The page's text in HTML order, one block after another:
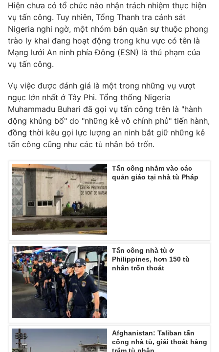
Theo dõi báo trên
Cơ quan chủ quản:
Đài Truyền hình Việt Nam
Cơ quan báo chí:Thời báo VTV
Giấy phép hoạt động báo in và báo điện tử số 483/GP-BTTTT
Tổng Biên tập: Vũ Thanh Thủy
Phó Tổng Biên tập:Nguyễn Thị Mỹ Hạnh, Phạm Quốc Thắng,
Nguyễn Trọng Ninh
Tổng đài VTV: 024.38 355 931 - 024.38 355 932
Ðiện thoại Thời báo VTV: 024.66 897 897
toasoan@vtv.vn
Liên hệ quảng cáo:024-7300.7108
® Cấm sao chép dưới mọi hình thức nếu không có sự chấp
thuận bằng văn bản. Ghi rõ nguồn VTV.vn khi phát hành lại
thông tin từ website này.
Hiện chưa có tổ chức nào nhận trách nhiệm thực hiện
vụ tấn công. Tuy nhiên, Tổng Thanh tra cảnh sát
Nigeria nghi ngờ, một nhóm bán quân sự thuộc phong
trào ly khai đang hoạt động trong khu vực có tên là
Mạng lưới An ninh phía Đông (ESN) là thủ phạm của
vụ tấn công.
Vụ việc được đánh giá là một trong những vụ vượt
ngục lớn nhất ở Tây Phi. Tổng thống Nigeria
Muhammadu Buhari đã gọi vụ tấn công trên là "hành
động khủng bố" do "những kẻ vô chính phủ" tiến hành,
đồng thời kêu gọi lực lượng an ninh bắt giữ những kẻ
tấn công cũng như các tù nhân bỏ trốn.
Tấn công nhằm vào các
quản giáo tại nhà tù Pháp
Tấn công nhà tù ở
Philippines, hơn 150 tù
nhân trốn thoát
Afghanistan: Taliban tấn
công nhà tù, giải thoát hàng
trăm tù nhân